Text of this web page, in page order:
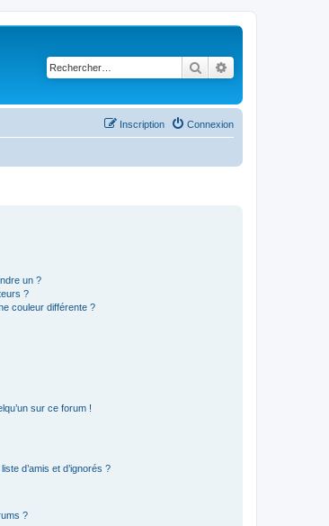
Rechercher
Connexion
Inscription
un ?
?
couleur différente ?
sur ce forum !
d’amis et d’ignorés ?
?